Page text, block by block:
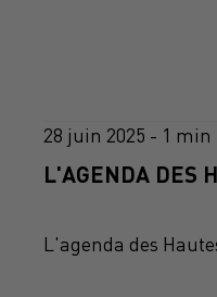
28 juin 2025 - 1 min
L'AGENDA DES
L'agenda des